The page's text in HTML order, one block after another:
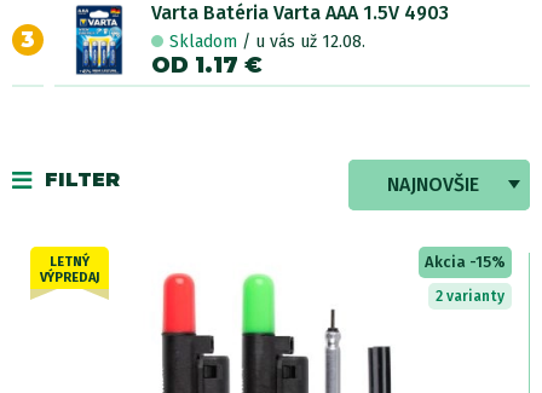
3
Varta Batéria Varta AAA 1.5V 4903
Skladom / u vás už 12.08.
OD 1.17 €
NAJNOVŠIE
FILTER
LETNÝ
VÝPREDAJ
Akcia -15%
2 varianty